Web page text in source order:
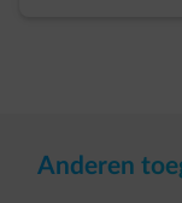
Anderen